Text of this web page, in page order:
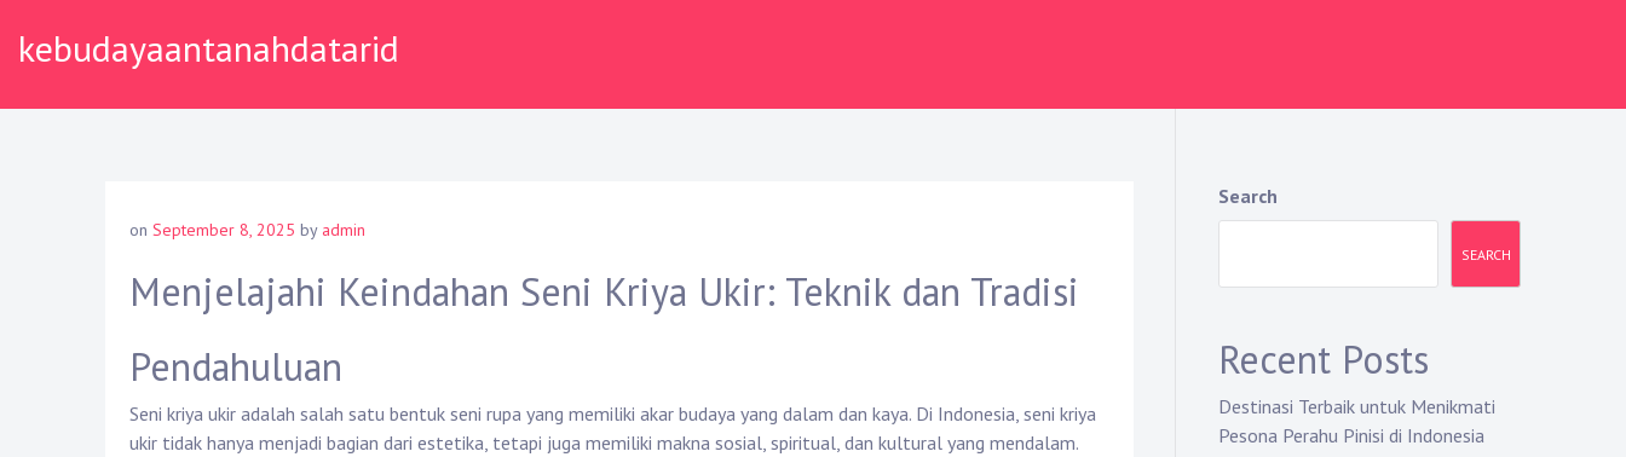
kebudayaantanahdatarid
on September 8, 2025 by admin
Menjelajahi Keindahan Seni Kriya Ukir: Teknik dan Tradisi
Pendahuluan
Seni kriya ukir adalah salah satu bentuk seni rupa yang memiliki akar budaya yang dalam dan kaya. Di Indonesia, seni kriya
ukir tidak hanya menjadi bagian dari estetika, tetapi juga memiliki makna sosial, spiritual, dan kultural yang mendalam.
Search
SEARCH
Recent Posts
Destinasi Terbaik untuk Menikmati
Pesona Perahu Pinisi di Indonesia